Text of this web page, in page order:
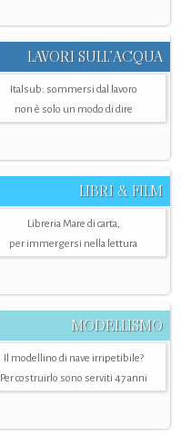
LAVORI SULL’ACQUA
Italsub: sommersi dal lavoro
non è solo un modo di dire
LIBRI & FILM
Libreria Mare di carta,
per immergersi nella lettura
MODELLISMO
Il modellino di nave irripetibile?
Per costruirlo sono serviti 47 anni